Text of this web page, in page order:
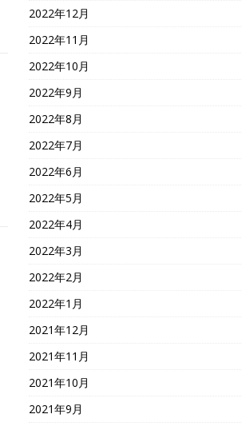
2022年12月
2022年11月
2022年10月
2022年9月
2022年8月
2022年7月
2022年6月
2022年5月
2022年4月
2022年3月
2022年2月
2022年1月
2021年12月
2021年11月
2021年10月
2021年9月